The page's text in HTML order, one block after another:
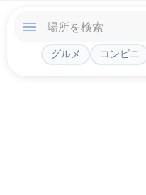
グルメ コンビニ